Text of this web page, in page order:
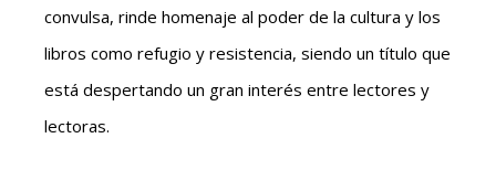
convulsa, rinde homenaje al poder de la cultura y los
libros como refugio y resistencia, siendo un título que
está despertando un gran interés entre lectores y
lectoras.